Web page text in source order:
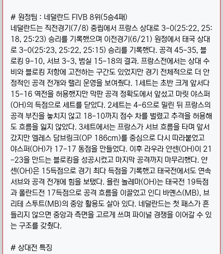
# 원정팀 : 네덜란드 FIVB 8위(5승4패)
네덜란드는 직전경기(7/8) 중립에서 프랑스 상대로 3-0(25:22, 25:
18, 25:23) 승리를 기록했으며 이전경기(6/21) 원정에서 태국 상대
로 3-0(25:23, 25:22, 25:15) 승리를 기록했다. 공격 45-35, 블
로킹 9-10, 서브 3-3, 범실 15-18의 결과. 프랑스전에서는 상대 수
비와 블로킹 저항에 고전하는 구간도 있었지만 경기 전체적으로 더 안
정적인 공격 전개와 랠리 운영을 보여줬다. 1세트는 초반 크게 앞서다
15-16 역전을 허용했지만 막판 공격 정확도에서 앞섰고 마릿 야스퍼
(OH)의 득점으로 세트를 닫았다. 2세트는 4-6으로 밀린 뒤 프랑스의
공격 부진을 놓치지 않고 18-10까지 점수 차를 벌렸고 추격을 허용해
도 흐름을 잃지 않았다. 3세트에서는 프랑스가 서브 흐름을 타며 앞서
갔지만 엘레스 담브링크(OP 186cm)를 중심으로 다시 따라붙었고
야스퍼(OH)가 17-17 동점을 만들었다. 이후 라우라 얀센(OH)이 21
-23을 만드는 블로킹을 성공시켰고 마지막 공격까지 마무리했다. 얀
센(OH)은 15득점으로 경기 최다 득점을 기록했고 태국전에서도 연속
서브와 공격 전개에 힘을 보탰다. 욜린 놀레마(OH)는 태국전 19득점
과 폴란드전 17득점으로 공격 흐름을 이끌었고 인디 바옌스(MB), 브
리테 스투트(MB)의 중앙 활용도 살아 있다. 네덜란드는 첫 패스가 흔
들리지 않으면 중앙과 측면을 고르게 쓰며 파이널 경쟁을 이어갈 수 있
는 구조를 갖췄다.
# 상대전 특징